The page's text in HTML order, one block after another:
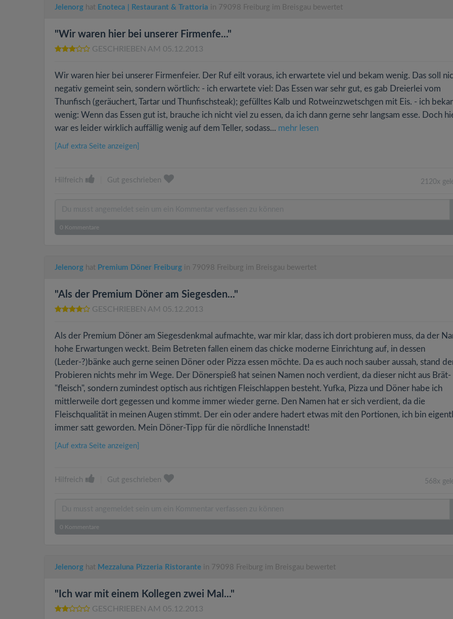
Jelenorg hat Enoteca | Restaurant & Trattoria in 79098 Freiburg im Breisgau bewertet
"Wir waren hier bei unserer Firmenfe..."
GESCHRIEBEN AM 05.12.2013
Wir waren hier bei unserer Firmenfeier. Der Ruf eilt voraus, ich erwartete viel und bekam wenig. Das soll
negativ gemeint sein, sondern wörtlich: - ich erwartete viel: Das Essen war sehr gut, es gab Dreierlei vom
Thunfisch (geräuchert, Tartar und Thunfischsteak); gefülltes Kalb und Rotweinzwetschgen mit Eis. - ich
wenig: Wenn das Essen gut ist, brauche ich nicht viel zu essen, da ich dann gerne sehr langsam esse. Doch
war es leider wirklich auffällig wenig auf dem Teller, sodass... mehr lesen
[Auf extra Seite anzeigen]
Hilfreich Gut geschrieben 2120x
0 Kommentare
Jelenorg hat Premium Döner Freiburg in 79098 Freiburg im Breisgau bewertet
"Als der Premium Döner am Siegesden..."
GESCHRIEBEN AM 05.12.2013
Als der Premium Döner am Siegesdenkmal aufmachte, war mir klar, dass ich dort probieren muss, da der
hohe Erwartungen weckt. Beim Betreten fallen einem das chicke moderne Einrichtung auf, in dessen
(Leder-?)bänke auch gerne seinen Döner oder Pizza essen möchte. Da es auch noch sauber aussah, stand
Probieren nichts mehr im Wege. Der Dönerspieß hat seinen Namen noch verdient, da dieser nicht aus Brät-
"fleisch", sondern zumindest optisch aus richtigen Fleischlappen besteht. Yufka, Pizza und Döner habe ich
mittlerweile dort gegessen und komme immer wieder gerne. Den Namen hat er sich verdient, da die
Fleischqualität in meinen Augen stimmt. Der ein oder andere hadert etwas mit den Portionen, ich bin
immer satt geworden. Mein Döner-Tipp für die nördliche Innenstadt!
[Auf extra Seite anzeigen]
Hilfreich Gut geschrieben 568x
0 Kommentare
Jelenorg hat Mezzaluna Pizzeria Ristorante in 79098 Freiburg im Breisgau bewertet
"Ich war mit einem Kollegen zwei Mal..."
GESCHRIEBEN AM 05.12.2013